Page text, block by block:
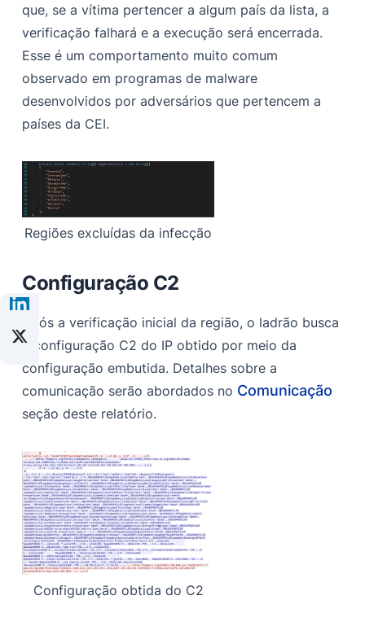
que, se a vítima pertencer a algum país da lista, a
verificação falhará e a execução será encerrada.
Esse é um comportamento muito comum
observado em programas de malware
desenvolvidos por adversários que pertencem a
países da CEI.
Regiões excluídas da infecção
Configuração C2
Após a verificação inicial da região, o ladrão busca
a configuração C2 do IP obtido por meio da
configuração embutida. Detalhes sobre a
comunicação serão abordados no Comunicação
seção deste relatório.
Configuração obtida do C2